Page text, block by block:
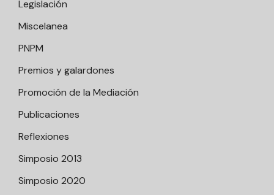
Legislación
Miscelanea
PNPM
Premios y galardones
Promoción de la Mediación
Publicaciones
Reflexiones
Simposio 2013
Simposio 2020